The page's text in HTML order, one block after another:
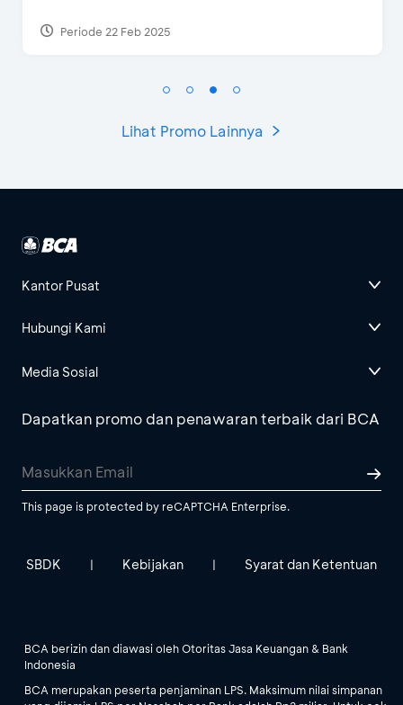
Periode 22 Feb 2025
Lihat Promo Lainnya
Kantor Pusat
Hubungi Kami
Media Sosial
Dapatkan promo dan penawaran terbaik dari BCA
This page is protected by reCAPTCHA Enterprise.
SBDK | Kebijakan | Syarat dan Ketentuan
BCA berizin dan diawasi oleh Otoritas Jasa Keuangan & Bank
Indonesia
BCA merupakan peserta penjaminan LPS. Maksimum nilai simpanan